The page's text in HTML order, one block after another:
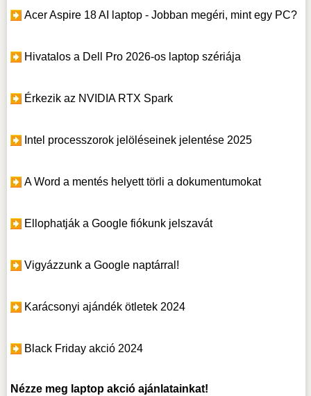
Acer Aspire 18 AI laptop - Jobban megéri, mint egy PC?
Hivatalos a Dell Pro 2026-os laptop szériája
Érkezik az NVIDIA RTX Spark
Intel processzorok jelöléseinek jelentése 2025
A Word a mentés helyett törli a dokumentumokat
Ellophatják a Google fiókunk jelszavát
Vigyázzunk a Google naptárral!
Karácsonyi ajándék ötletek 2024
Black Friday akció 2024
Nézze meg laptop akcióajánlatainkat!